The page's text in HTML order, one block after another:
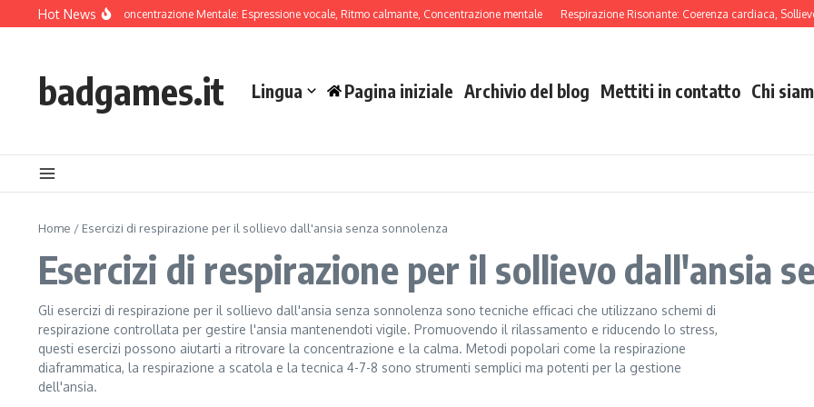
Skip to content
Hot News
di Canto per la Concentrazione Mentale: Espressione vocale, Ritmo calmante, Concentrazione mentale Respirazione Risonante: Coerenza cardiaca, Sollievo
badgames.it Lingua Pagina iniziale Archivio del blog Mettiti in contatto Chi
Home / Esercizi di respirazione per il sollievo dall'ansia senza sonnolenza
Esercizi di respirazione per il sollievo dall'ansia
Gli esercizi di respirazione per il sollievo dall'ansia senza sonnolenza sono tecniche efficaci che utilizzano schemi di
respirazione controllata per gestire l'ansia mantenendoti vigile. Promuovendo il rilassamento e riducendo lo stress,
questi esercizi possono aiutarti a ritrovare la concentrazione e la calma. Metodi popolari come la respirazione
diaframmatica, la respirazione a scatola e la tecnica 4-7-8 sono strumenti semplici ma potenti per la gestione
dell'ansia.